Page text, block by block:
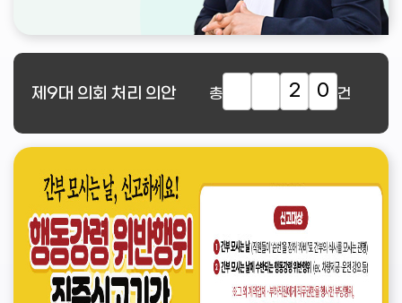
제9대 의회 처리 의안 총 2 0 건